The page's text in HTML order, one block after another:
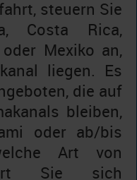
steuern Sie
Costa Rica,
Mexiko an,
liegen. Es
die auf
bleiben,
oder ab/bis
Art von
Sie sich